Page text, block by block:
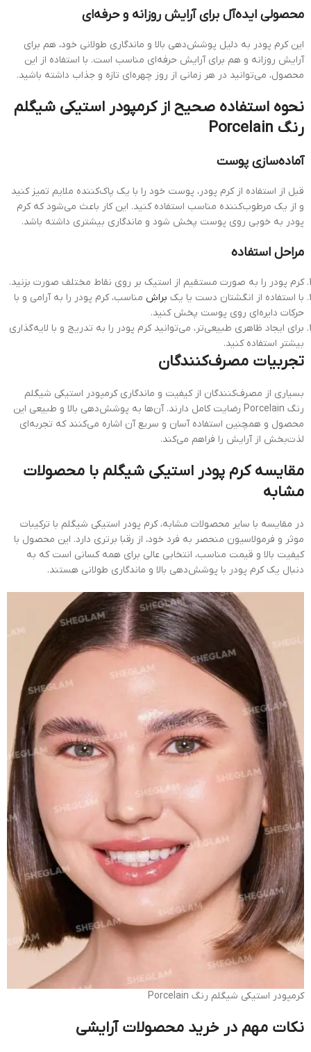
محصولی ایده‌آل برای آرایش روزانه و حرفه‌ای
این کرم پودر به دلیل پوشش‌دهی بالا و ماندگاری طولانی خود، هم برای
آرایش روزانه و هم برای آرایش حرفه‌ای مناسب است. با استفاده از این
محصول، می‌توانید در هر زمانی از روز چهره‌ای تازه و جذاب داشته باشید.
نحوه استفاده صحیح از کرمپودر استیکی شیگلم
رنگ Porcelain
آماده‌سازی پوست
قبل از استفاده از کرم پودر، پوست خود را با یک پاک‌کننده ملایم تمیز کنید
و از یک مرطوب‌کننده مناسب استفاده کنید. این کار باعث می‌شود که کرم
پودر به خوبی روی پوست پخش شود و ماندگاری بیشتری داشته باشد.
مراحل استفاده
کرم پودر را به صورت مستقیم از استیک بر روی نقاط مختلف صورت بزنید.
با استفاده از انگشتان دست یا یک براش مناسب، کرم پودر را به آرامی و با
حرکات دایره‌ای روی پوست پخش کنید.
برای ایجاد ظاهری طبیعی‌تر، می‌توانید کرم پودر را به تدریج و با لایه‌گذاری
بیشتر استفاده کنید.
تجربیات مصرف‌کنندگان
بسیاری از مصرف‌کنندگان از کیفیت و ماندگاری کرمپودر استیکی شیگلم
رنگ Porcelain رضایت کامل دارند. آن‌ها به پوشش‌دهی بالا و طبیعی این
محصول و همچنین استفاده آسان و سریع آن اشاره می‌کنند که تجربه‌ای
لذت‌بخش از آرایش را فراهم می‌کند.
مقایسه کرم پودر استیکی شیگلم با محصولات
مشابه
در مقایسه با سایر محصولات مشابه، کرم پودر استیکی شیگلم با ترکیبات
موثر و فرمولاسیون منحصر به فرد خود، از رقبا برتری دارد. این محصول با
کیفیت بالا و قیمت مناسب، انتخابی عالی برای همه کسانی است که به
دنبال یک کرم پودر با پوشش‌دهی بالا و ماندگاری طولانی هستند.
کرمپودر استیکی شیگلم رنگ Porcelain
نکات مهم در خرید محصولات آرایشی